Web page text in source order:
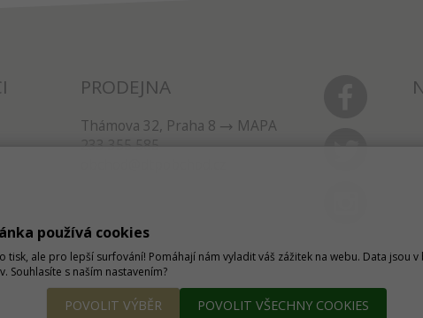
PRODEJNA
Thámova 32, Praha 8
MAPA
233 355 585
používá cookies
tisk, ale pro lepší surfování! Pomáhají nám vyladit váš zážitek na webu. Data jsou v
Souhlasíte s naším nastavením?
POVOLIT VÝBĚR POVOLIT VŠECHNY COOKIES